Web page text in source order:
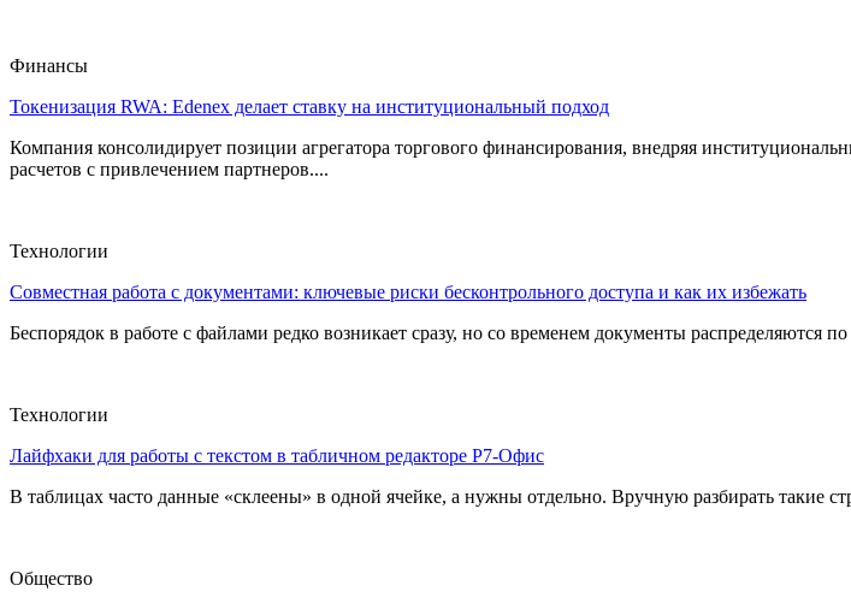
Финансы
Токенизация RWA: Edenex делает ставку на институциональный подход
Компания консолидирует позиции агрегатора торгового финансирования, внедряя
расчетов с привлечением партнеров....
Технологии
Совместная работа с документами: ключевые риски бесконтрольного доступа и как их избежать
Беспорядок в работе с файлами редко возникает сразу, но со временем документы распределяются
Технологии
Лайфхаки для работы с текстом в табличном редакторе Р7-Офис
В таблицах часто данные «склеены» в одной ячейке, а нужны отдельно. Вручную разбирать такие
Общество